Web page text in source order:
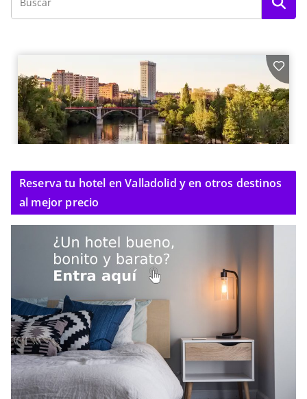
Reserva tu hotel en Valladolid y en otros destinos
al mejor precio